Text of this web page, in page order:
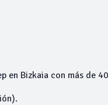
en Bizkaia con más de